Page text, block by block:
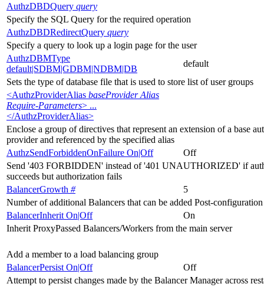
AuthzDBDQuery query
Specify the SQL Query for the required operation
AuthzDBDRedirectQuery query
Specify a query to look up a login page for the user
AuthzDBMType
default|SDBM|GDBM|NDBM|DB
default
Sets the type of database file that is used to store list of user groups
<AuthzProviderAlias baseProvider Alias
Require-Parameters> ...
</AuthzProviderAlias>
Enclose a group of directives that represent an extension of a base
provider and referenced by the specified alias
AuthzSendForbiddenOnFailure On|Off
Off
Send '403 FORBIDDEN' instead of '401 UNAUTHORIZED' if
succeeds but authorization fails
BalancerGrowth #
5
Number of additional Balancers that can be added Post-configuration
BalancerInherit On|Off
On
Inherit ProxyPassed Balancers/Workers from the main server
Add a member to a load balancing group
BalancerPersist On|Off
Off
Attempt to persist changes made by the Balancer Manager across